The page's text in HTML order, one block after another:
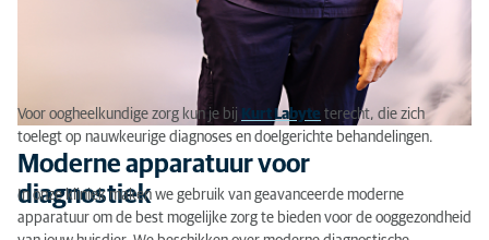
Voor oogheelkundige zorg kun je bij Kurt Labyte terecht, die zich
toelegt op nauwkeurige diagnoses en doelgerichte behandelingen.
Moderne apparatuur voor
diagnostiek
In onze kliniek maken we gebruik van geavanceerde moderne
apparatuur om de best mogelijke zorg te bieden voor de ooggezondheid